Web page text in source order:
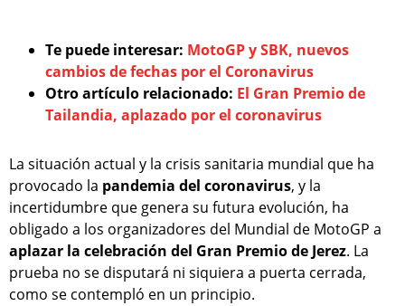
Te puede interesar: MotoGP y SBK, nuevos
cambios de fechas por el Coronavirus
Otro artículo relacionado: El Gran Premio de
Tailandia, aplazado por el coronavirus
La situación actual y la crisis sanitaria mundial que ha
provocado la pandemia del coronavirus, y la
incertidumbre que genera su futura evolución, ha
obligado a los organizadores del Mundial de MotoGP a
aplazar la celebración del Gran Premio de Jerez. La
prueba no se disputará ni siquiera a puerta cerrada,
como se contempló en un principio.